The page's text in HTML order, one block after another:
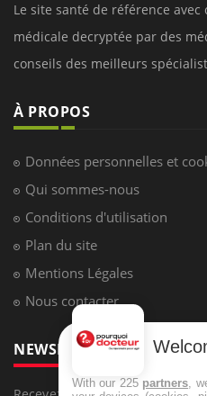
Le site santé de référence
médicale decryptée par des
conseils des meilleurs
À PROPOS
Données personnelles et
Qui sommes-nous
Conditions d'utilisation
Plan du site
Mentions Légales
Nous contacter
NEWSLETTER
With our 225 partners ,